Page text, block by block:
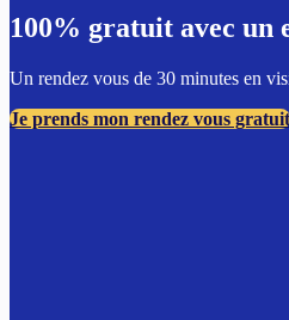
100% gratuit avec un
Un rendez vous de 30 minutes en
Je prends mon rendez vous gratuit